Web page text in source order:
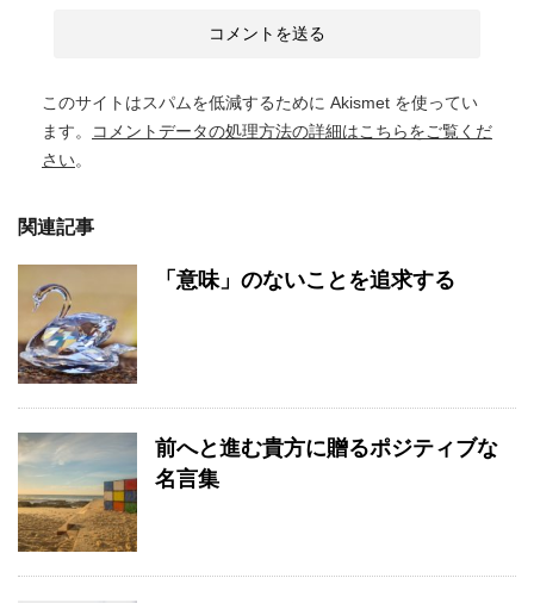
このサイトはスパムを低減するために Akismet を使ってい
ます。
コメントデータの処理方法の詳細はこちらをご覧くだ
さい。
関連記事
「意味」のないことを追求する
前へと進む貴方に贈るポジティブな
名言集